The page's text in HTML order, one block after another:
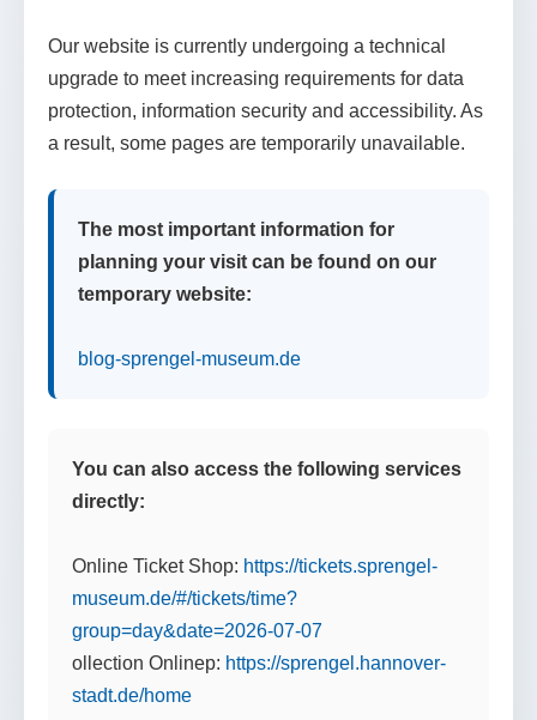
Our website is currently undergoing a technical
upgrade to meet increasing requirements for data
protection, information security and accessibility. As
a result, some pages are temporarily unavailable.
The most important information for
planning your visit can be found on our
temporary website:
blog-sprengel-museum.de
You can also access the following services
directly:
Online Ticket Shop: https://tickets.sprengel-
museum.de/#/tickets/time?
group=day&date=2026-07-07
ollection Onlinep: https://sprengel.hannover-
stadt.de/home